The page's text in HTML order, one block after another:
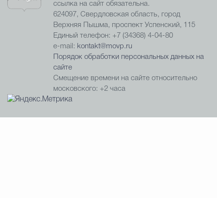
ссылка на сайт обязательна.
624097, Свердловская область, город
Верхняя Пышма, проспект Успенский, 115
Единый телефон: +7 (34368) 4-04-80
e-mail: kontakt@movp.ru
Порядок обработки персональных данных на
сайте
Смещение времени на сайте относительно
московского: +2 часа